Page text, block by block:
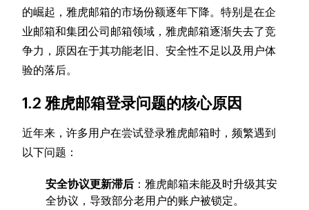
的崛起，雅虎邮箱的市场份额逐年下降。特别是在企
业邮箱和集团公司邮箱领域，雅虎邮箱逐渐失去了竞
争力，原因在于其功能老旧、安全性不足以及用户体
验的落后。
1.2 雅虎邮箱登录问题的核心原因
近年来，许多用户在尝试登录雅虎邮箱时，频繁遇到
以下问题：
安全协议更新滞后 ：雅虎邮箱未能及时升级其安
全协议，导致部分老用户的账户被锁定。